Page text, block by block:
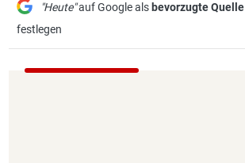
"Heute"auf Google als bevorzugte Quelle
festlegen